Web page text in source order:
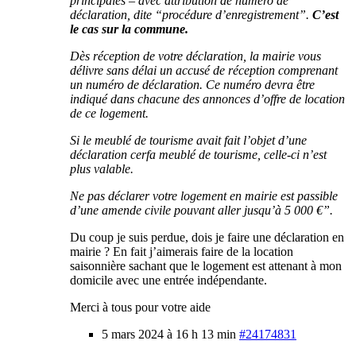
déclaration, dite “procédure d’enregistrement”. C’est
le cas sur la commune.
Dès réception de votre déclaration, la mairie vous
délivre sans délai un accusé de réception comprenant
un numéro de déclaration. Ce numéro devra être
indiqué dans chacune des annonces d’offre de location
de ce logement.
Si le meublé de tourisme avait fait l’objet d’une
déclaration cerfa meublé de tourisme, celle-ci n’est
plus valable.
Ne pas déclarer votre logement en mairie est passible
d’une amende civile pouvant aller jusqu’à 5 000 €”.
Du coup je suis perdue, dois je faire une déclaration en
mairie ? En fait j’aimerais faire de la location
saisonnière sachant que le logement est attenant à mon
domicile avec une entrée indépendante.
Merci à tous pour votre aide
5 mars 2024 à 16 h 13 min #24174831